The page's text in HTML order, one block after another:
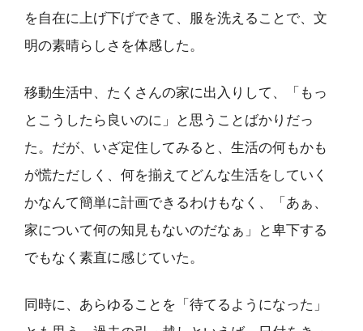
を自在に上げ下げできて、服を洗えることで、文
明の素晴らしさを体感した。
移動生活中、たくさんの家に出入りして、「もっ
とこうしたら良いのに」と思うことばかりだっ
た。だが、いざ定住してみると、生活の何もかも
が慌ただしく、何を揃えてどんな生活をしていく
かなんて簡単に計画できるわけもなく、「あぁ、
家について何の知見もないのだなぁ」と卑下する
でもなく素直に感じていた。
同時に、あらゆることを「待てるようになった」